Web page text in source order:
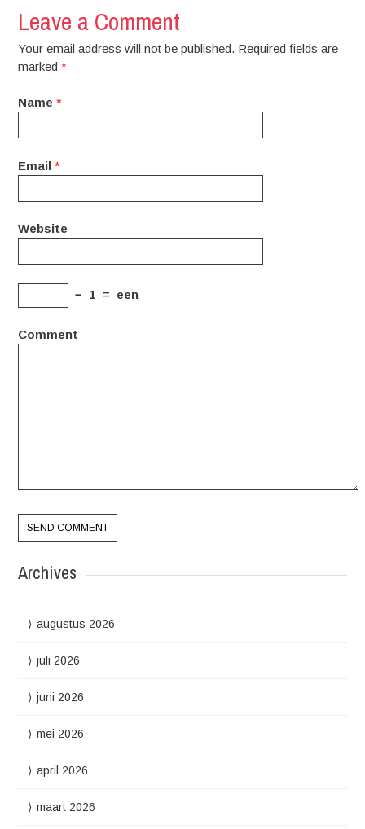
Leave a Comment
Your email address will not be published. Required fields are
marked*
Name *
Email *
Website
− 1 = een
Comment
Archives
augustus 2026
juli 2026
juni 2026
mei 2026
april 2026
maart 2026